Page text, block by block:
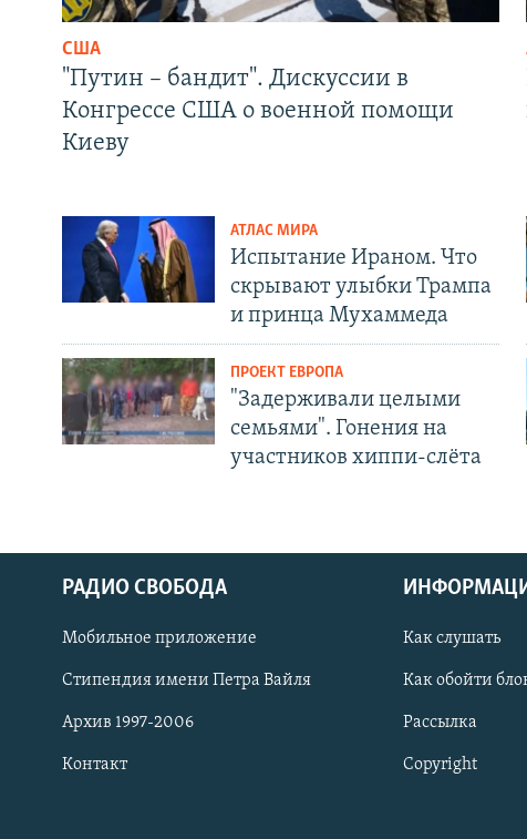
СОЦИАЛЬНЫЕ СЕТИ
США
"Путин – бандит". Дискуссии в
Конгрессе США о военной помощи
Киеву
АТЛАС МИРА
Испытание Ираном. Что
скрывают улыбки Трампа
и принца Мухаммеда
ПРОЕКТ ЕВРОПА
"Задерживали целыми
семьями". Гонения на
участников хиппи-слёта
РАДИО СВОБОДА
Мобильное приложение
Стипендия имени Петра Вайля
Архив 1997-2006
Контакт
Как слушать
Как обойти
Рассылка
Copyright